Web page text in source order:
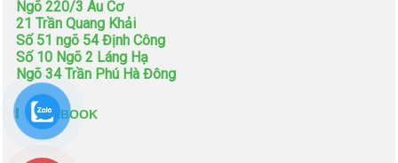
Ngõ 220/3 Âu Cơ
21 Trần Quang Khải
Số 51 ngõ 54 Định Công
Số 10 Ngõ 2 Láng Hạ
Ngõ 34 Trần Phú Hà Đông
FACEBOOK